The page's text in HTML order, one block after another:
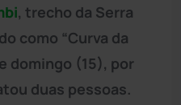
, trecho da Serra
como “Curva da
domingo (15), por
duas pessoas.